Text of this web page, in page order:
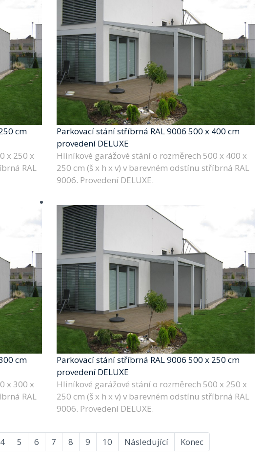
cm
x 250 x
RAL
Parkovací stání stříbrná RAL 9006 500 x 400 cm
provedení DELUXE
Hliníkové garážové stání o rozměrech 500 x 400 x
250 cm (š x h x v) v barevném odstínu stříbrná RAL
9006. Provedení DELUXE.
cm
x 300 x
RAL
Parkovací stání stříbrná RAL 9006 500 x 250 cm
provedení DELUXE
Hliníkové garážové stání o rozměrech 500 x 250 x
250 cm (š x h x v) v barevném odstínu stříbrná RAL
9006. Provedení DELUXE.
4 5 6 7 8 9 10 Následující Konec